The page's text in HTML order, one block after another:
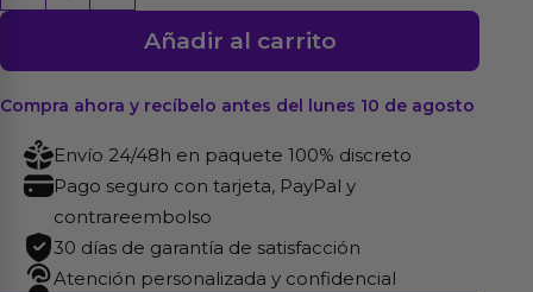
Estimulador
G
Silicona
Noir
cantidad
Añadir al carrito
Compra ahora y recíbelo antes del lunes 10 de agosto
Envío 24/48h en paquete 100% discreto
Pago seguro con tarjeta, PayPal y
contrareembolso
30 días de garantía de satisfacción
Atención personalizada y confidencial